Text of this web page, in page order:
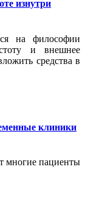
изнутри
на философии
и внешнее
средства в
клиники
многие пациенты